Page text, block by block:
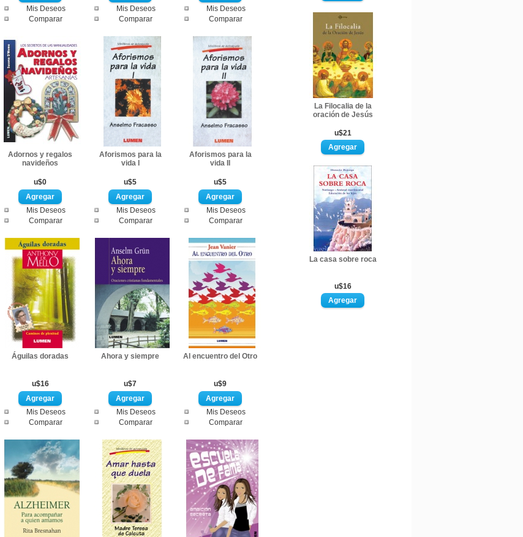
La Filocalia de la
oración de Jesús
u$21
La casa sobre roca
u$16
Mis Deseos
Comparar
Mis Deseos
Comparar
Mis Deseos
Comparar
Adornos y regalos
navideños
u$0
Mis Deseos
Comparar
Aforismos para la
vida I
u$5
Mis Deseos
Comparar
Aforismos para la
vida II
u$5
Mis Deseos
Comparar
Águilas doradas
u$16
Mis Deseos
Comparar
Ahora y siempre
u$7
Mis Deseos
Comparar
Al encuentro del Otro
u$9
Mis Deseos
Comparar